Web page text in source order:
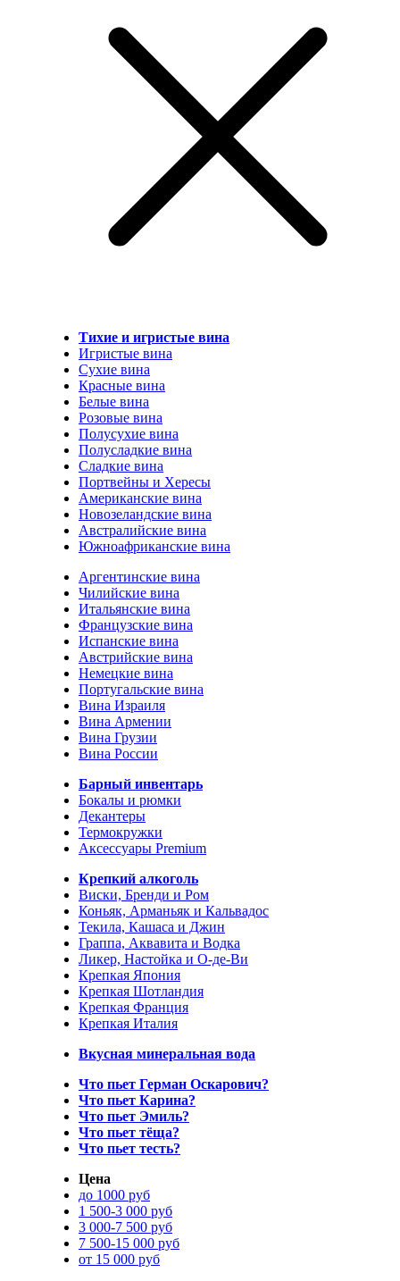
Тихие и игристые вина
Игристые вина
Сухие вина
Красные вина
Белые вина
Розовые вина
Полусухие вина
Полусладкие вина
Сладкие вина
Портвейны и Хересы
Американские вина
Новозеландские вина
Австралийские вина
Южноафриканские вина
Аргентинские вина
Чилийские вина
Итальянские вина
Французские вина
Испанские вина
Австрийские вина
Немецкие вина
Португальские вина
Вина Израиля
Вина Армении
Вина Грузии
Вина России
Барный инвентарь
Бокалы и рюмки
Декантеры
Термокружки
Аксессуары Premium
Крепкий алкоголь
Виски, Бренди и Ром
Коньяк, Арманьяк и Кальвадос
Текила, Кашаса и Джин
Граппа, Аквавита и Водка
Ликер, Настойка и О-де-Ви
Крепкая Япония
Крепкая Шотландия
Крепкая Франция
Крепкая Италия
Вкусная минеральная вода
Что пьет Герман Оскарович?
Что пьет Карина?
Что пьет Эмиль?
Что пьет тёща?
Что пьет тесть?
Цена
до 1000 руб
1 500-3 000 руб
3 000-7 500 руб
7 500-15 000 руб
от 15 000 руб